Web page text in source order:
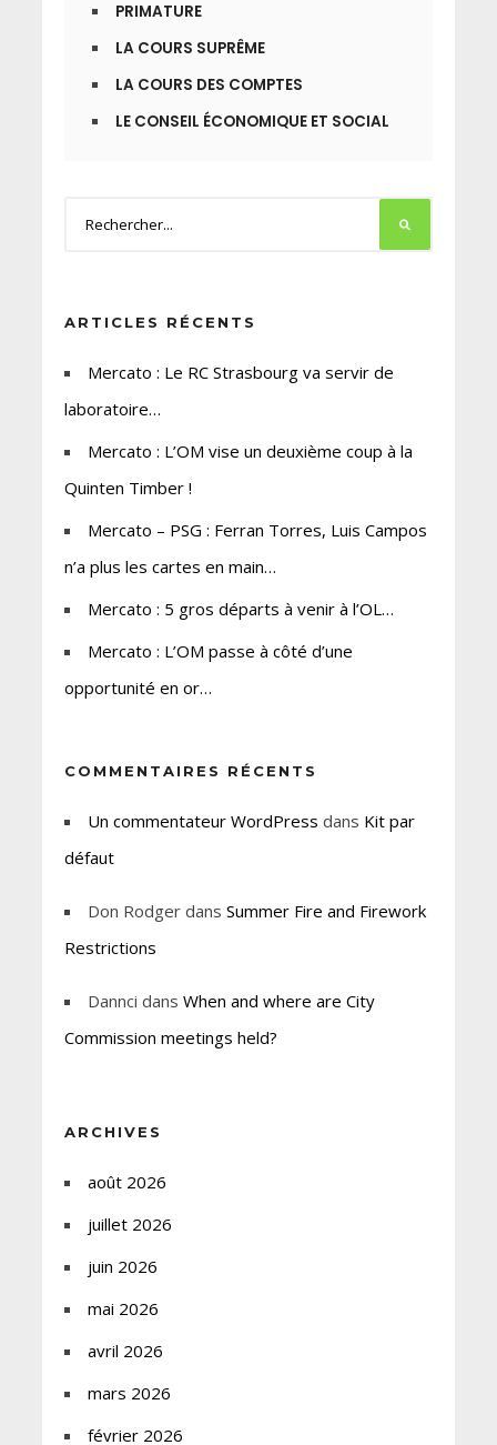
PRIMATURE
LA COURS SUPRÊME
LA COURS DES COMPTES
LE CONSEIL ÉCONOMIQUE ET SOCIAL
ARTICLES RÉCENTS
Mercato : Le RC Strasbourg va servir de
laboratoire…
Mercato : L’OM vise un deuxième coup à la
Quinten Timber !
Mercato – PSG : Ferran Torres, Luis Campos
n’a plus les cartes en main…
Mercato : 5 gros départs à venir à l’OL…
Mercato : L’OM passe à côté d’une
opportunité en or…
COMMENTAIRES RÉCENTS
Un commentateur WordPress dans Kit par
défaut
Don Rodgerdans Summer Fire and Firework
Restrictions
Dannci dans When and where are City
Commission meetings held?
ARCHIVES
août 2026
juillet 2026
juin 2026
mai 2026
avril 2026
mars 2026
février 2026